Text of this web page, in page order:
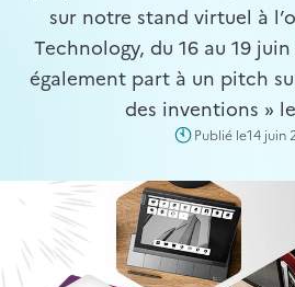
sur notre stand virtuel à
Technology, du 16 au 19
également part à un pitch
des inventions »
Publié le14 juin